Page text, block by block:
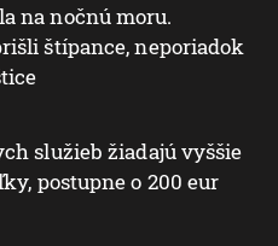
na nočnú moru.
štípance, neporiadok
služieb žiadajú vyššie
postupne o 200 eur